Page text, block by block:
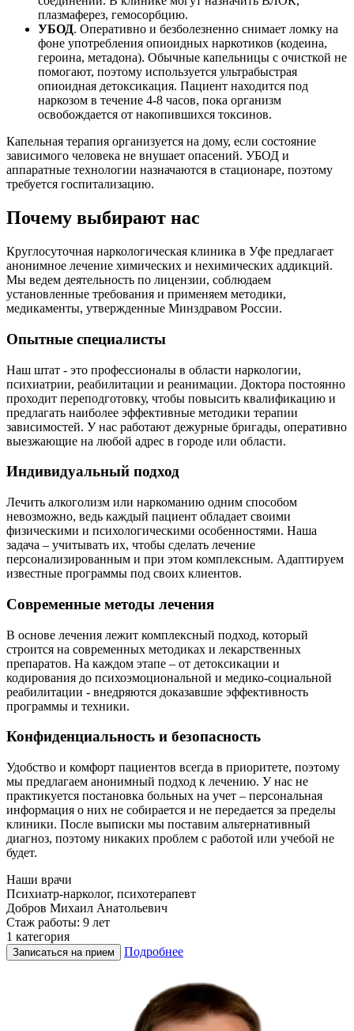
плазмаферез, гемосорбцию.
УБОД. Оперативно и безболезненно снимает ломку на
фоне употребления опиоидных наркотиков (кодеина,
героина, метадона). Обычные капельницы с очисткой не
помогают, поэтому используется ультрабыстрая
опиоидная детоксикация. Пациент находится под
наркозом в течение 4-8 часов, пока организм
освобождается от накопившихся токсинов.
Капельная терапия организуется на дому, если состояние
зависимого человека не внушает опасений. УБОД и
аппаратные технологии назначаются в стационаре, поэтому
требуется госпитализацию.
Почему выбирают нас
Круглосуточная наркологическая клиника в Уфе предлагает
анонимное лечение химических и нехимических аддикций.
Мы ведем деятельность по лицензии, соблюдаем
установленные требования и применяем методики,
медикаменты, утвержденные Минздравом России.
Опытные специалисты
Наш штат - это профессионалы в области наркологии,
психиатрии, реабилитации и реанимации. Доктора постоянно
проходит переподготовку, чтобы повысить квалификацию и
предлагать наиболее эффективные методики терапии
зависимостей. У нас работают дежурные бригады, оперативно
выезжающие на любой адрес в городе или области.
Индивидуальный подход
Лечить алкоголизм или наркоманию одним способом
невозможно, ведь каждый пациент обладает своими
физическими и психологическими особенностями. Наша
задача – учитывать их, чтобы сделать лечение
персонализированным и при этом комплексным. Адаптируем
известные программы под своих клиентов.
Современные методы лечения
В основе лечения лежит комплексный подход, который
строится на современных методиках и лекарственных
препаратов. На каждом этапе – от детоксикации и
кодирования до психоэмоциональной и медико-социальной
реабилитации - внедряются доказавшие эффективность
программы и техники.
Конфиденциальность и безопасность
Удобство и комфорт пациентов всегда в приоритете, поэтому
мы предлагаем анонимный подход к лечению. У нас не
практикуется постановка больных на учет – персональная
информация о них не собирается и не передается за пределы
клиники. После выписки мы поставим альтернативный
диагноз, поэтому никаких проблем с работой или учебой не
будет.
Наши врачи
Психиатр-нарколог, психотерапевт
Добров Михаил Анатольевич
Стаж работы: 9 лет
1 категория
Записаться на прием Подробнее